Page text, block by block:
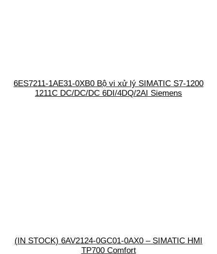
6ES7211-1AE31-0XB0 Bộ vi xử lý SIMATIC S7-1200
1211C DC/DC/DC 6DI/4DQ/2AI Siemens
(IN STOCK) 6AV2124-0GC01-0AX0 – SIMATIC HMI
TP700 Comfort